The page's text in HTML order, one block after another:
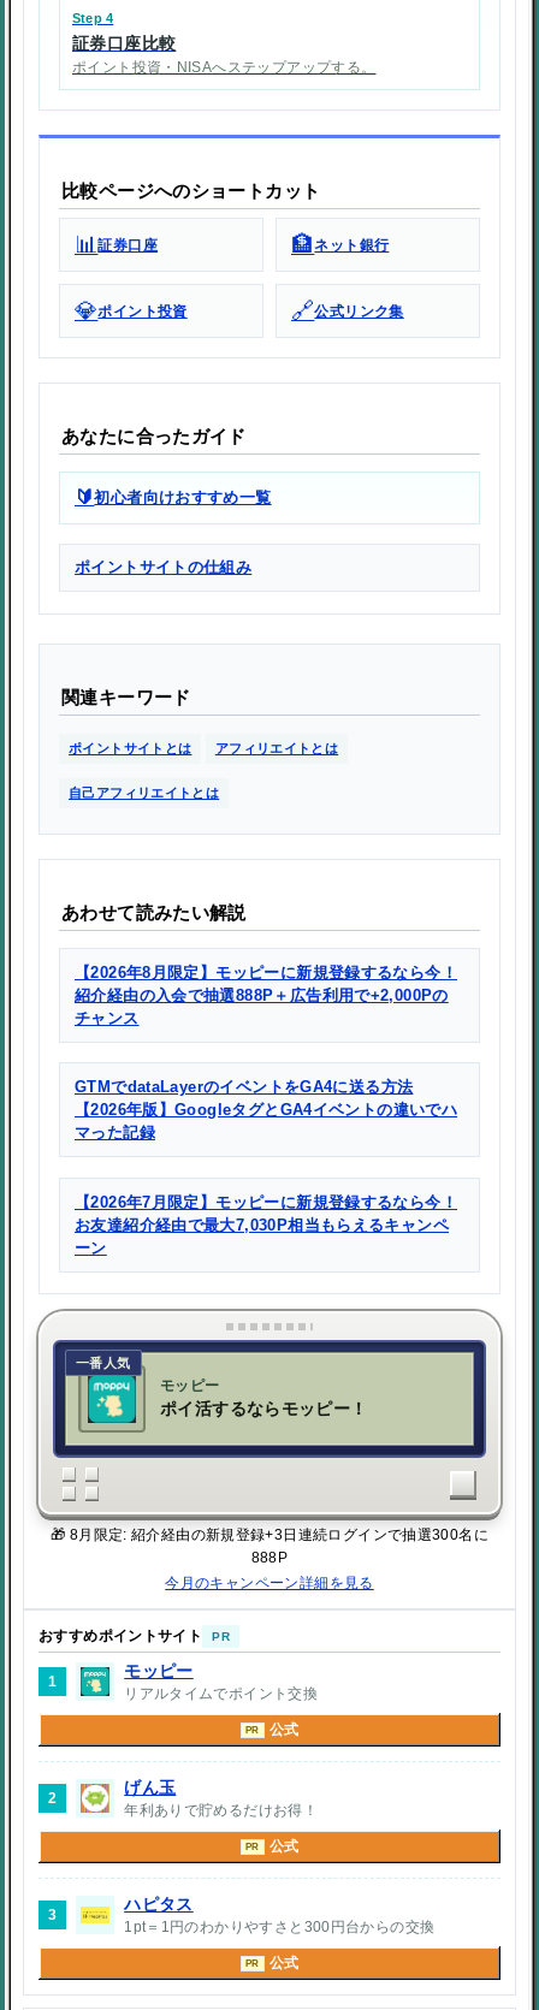
Step 4
証券口座比較
ポイント投資・NISAへステップアップする。
比較ページへのショートカット
📊証券口座 🏦ネット銀行
💎ポイント投資 🔗公式リンク集
あなたに合ったガイド
🔰初心者向けおすすめ一覧
ポイントサイトの仕組み
関連キーワード
ポイントサイトとは アフィリエイトとは
自己アフィリエイトとは
あわせて読みたい解説
【2026年8月限定】モッピーに新規登録するなら今！
紹介経由の入会で抽選888P＋広告利用で+2,000Pの
チャンス
GTMでdataLayerのイベントをGA4に送る方法
【2026年版】GoogleタグとGA4イベントの違いでハ
マった記録
【2026年7月限定】モッピーに新規登録するなら今！
お友達紹介経由で最大7,030P相当もらえるキャンペ
ーン
一番人気
モッピー
ポイ活するならモッピー！
🎁 8月限定: 紹介経由の新規登録+3日連続ログインで抽選300名に
888P
今月のキャンペーン詳細を見る
おすすめポイントサイト PR
1
モッピー
リアルタイムでポイント交換
PR 公式
2
げん玉
年利ありで貯めるだけお得！
PR 公式
3
ハピタス
1pt＝1円のわかりやすさと300円台からの交換
PR 公式